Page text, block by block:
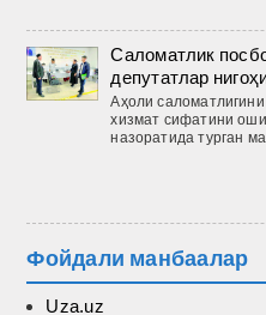
Саломатлик
депутатлар
Аҳоли
хизмат сифатини
назоратида турган
Фойдали манбаалар
Uza.uz